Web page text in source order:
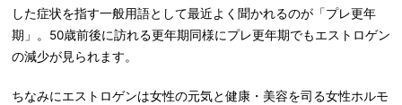
した症状を指す一般用語として最近よく聞かれるのが「プレ更年
期」。50歳前後に訪れる更年期同様にプレ更年期でもエストロゲン
の減少が見られます。
ちなみにエストロゲンは女性の元気と健康・美容を司る女性ホルモ